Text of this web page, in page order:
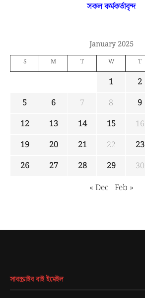
সকল কর্মকর্তাবৃন্দ
January 2025
S M T W T
1 2
5
6 7 8 9
12
13 14 15 16
19
20 21 22 23
26
27 28 29 30
« Dec Feb »
সাবস্ক্রাইব বাই ইমেইল